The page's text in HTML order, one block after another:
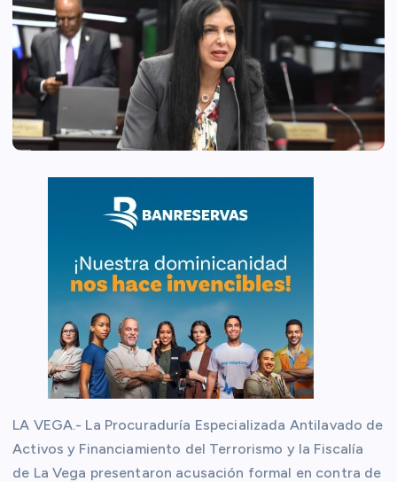
LA VEGA.- La Procuraduría Especializada Antilavado de
Activos y Financiamiento del Terrorismo y la Fiscalía
de La Vega presentaron acusación formal en contra de